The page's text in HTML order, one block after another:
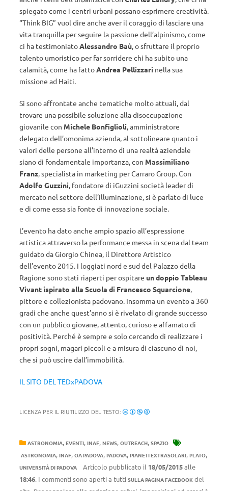
spiegato come i centri urbani possano esprimere creatività.
“Think BIG” vuol dire anche aver il coraggio di lasciare una
vita tranquilla per seguire la passione dell’alpinismo, come
ci ha testimoniatoAlessandro Baù, o sfruttare il proprio
talento umoristico per far sorridere chi ha subito una
calamità, come ha fattoAndrea Pellizzari nella sua
missione ad Haiti.
Si sono affrontate anche tematiche molto attuali, dal
trovare una possibile soluzione alla disoccupazione
giovanile con Michele Bonfiglioli, amministratore
delegato dell’omonima azienda, al sottolineare quanto i
valori delle persone all’interno di una realtà aziendale
siano di fondamentale importanza, con Massimiliano
Franz, specialista in marketing per Carraro Group. Con
Adolfo Guzzini, fondatore di iGuzzini società leader di
mercato nel settore dell’illuminazione, si è parlato di luce
e di come essa sia fonte di innovazione sociale.
L’evento ha dato anche ampio spazio all’espressione
artistica attraverso la performance messa in scena dal team
guidato da Giorgio Chinea, il Direttore Artistico
dell’evento 2015. I loggiati nord e sud del Palazzo della
Ragione sono stati riaperti per ospitare un doppio Tableau
Vivant ispirato alla Scuola di Francesco Squarcione,
pittore e collezionista padovano. Insomma un evento a 360
gradi che anche quest’anno si è rivelato di grande successo
con un pubblico giovane, attento, curioso e affamato di
positività. Perché è sempre e solo cercando di realizzare i
propri sogni, magari piccoli e a misura di ciascuno di noi,
che si può uscire dall’immobilità.
IL SITO DEL TEDxPADOVA
LICENZA PER IL RIUTILIZZO DEL TESTO:
ASTRONOMIA, EVENTI, INAF, NEWS, OUTREACH, SPAZIO
ASTRONOMIA, INAF, OA PADOVA, PADOVA, PIANETI EXTRASOLARI, PLATO,
UNIVERSITÀ DI PADOVA Articolo pubblicato il 18/05/2015alle
18:46. I commenti sono aperti a tutti SULLA PAGINA FACEBOOK del